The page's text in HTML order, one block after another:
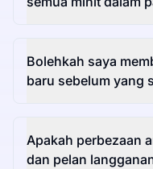
Bolehkah saya
baru sebelum yang
Apakah perbezaan
dan pelan